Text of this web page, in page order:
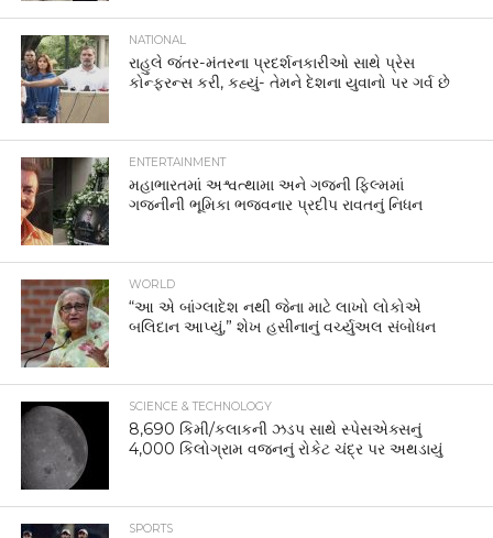
NATIONAL
રાહુલે જંતર-મંતરના પ્રદર્શનકારીઓ સાથે પ્રેસ
કોન્ફરન્સ કરી, કહ્યું- તેમને દેશના યુવાનો પર ગર્વ છે
ENTERTAINMENT
મહાભારતમાં અશ્વત્થામા અને ગજની ફિલ્મમાં
ગજનીની ભૂમિકા ભજવનાર પ્રદીપ રાવતનું નિધન
WORLD
“આ એ બાંગ્લાદેશ નથી જેના માટે લાખો લોકોએ
બલિદાન આપ્યું,” શેખ હસીનાનું વર્ચ્યુઅલ સંબોધન
SCIENCE & TECHNOLOGY
8,690 કિમી/કલાકની ઝડપ સાથે સ્પેસએક્સનું
4,000 કિલોગ્રામ વજનનું રોકેટ ચંદ્ર પર અથડાયું
SPORTS